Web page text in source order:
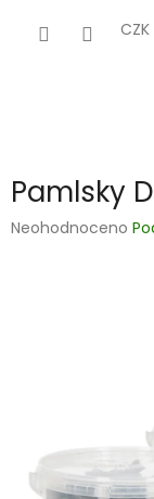
CZK
Pamlsky
Průměrné
Neohodnoceno